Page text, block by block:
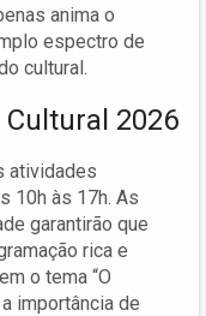
anima o
espectro de
cultural.
2026
atividades
10h às 17h. As
garantirão que
rica e
o tema “O
importância de